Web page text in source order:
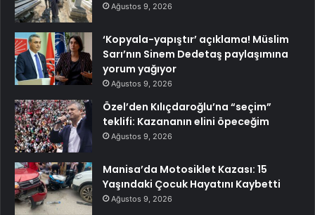
Ağustos 9, 2026
‘Kopyala-yapıştır’ açıklama! Müslim
Sarı’nın Sinem Dedetaş paylaşımına
yorum yağıyor
Ağustos 9, 2026
Özel’den Kılıçdaroğlu’na “seçim”
teklifi: Kazananın elini öpeceğim
Ağustos 9, 2026
Manisa’da Motosiklet Kazası: 15
Yaşındaki Çocuk Hayatını Kaybetti
Ağustos 9, 2026